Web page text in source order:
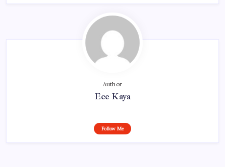
Author
Ece Kaya
Follow Me